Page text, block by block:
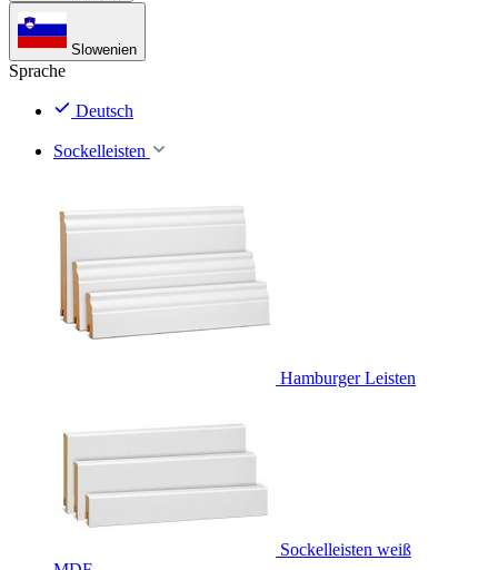
Slowenien
Sprache
Deutsch
Sockelleisten
Hamburger Leisten
Sockelleisten weiß